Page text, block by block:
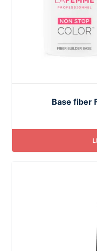
Base fiber